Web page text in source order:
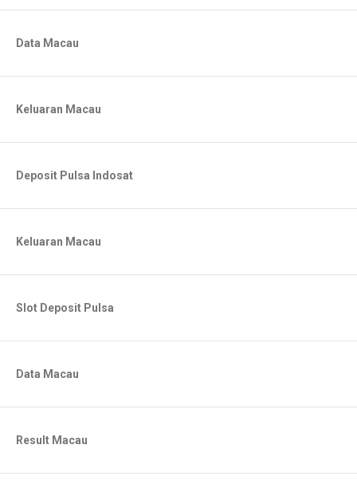
Data Macau
Keluaran Macau
Deposit Pulsa Indosat
Keluaran Macau
Slot Deposit Pulsa
Data Macau
Result Macau